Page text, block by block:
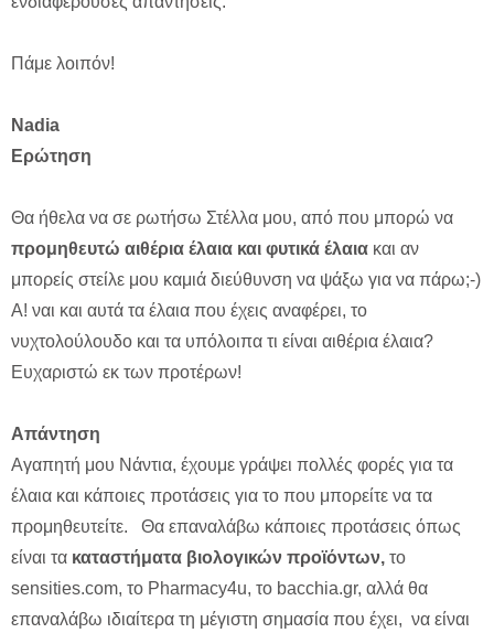
Πάμε λοιπόν!
Nadia
Ερώτηση
Θα ήθελα να σε ρωτήσω Στέλλα μου, από που μπορώ να
προμηθευτώ αιθέρια έλαια και φυτικά έλαια και αν
μπορείς στείλε μου καμιά διεύθυνση να ψάξω για να πάρω;-)
Α! ναι και αυτά τα έλαια που έχεις αναφέρει, το
νυχτολούλουδο και τα υπόλοιπα τι είναι αιθέρια έλαια?
Ευχαριστώ εκ των προτέρων!
Απάντηση
Αγαπητή μου Νάντια, έχουμε γράψει πολλές φορές για τα
έλαια και κάποιες προτάσεις για το που μπορείτε να τα
προμηθευτείτε. Θα επαναλάβω κάποιες προτάσεις όπως
είναι τα καταστήματα βιολογικών προϊόντων, το
sensities.com, το Pharmacy4u, το bacchia.gr, αλλά θα
επαναλάβω ιδιαίτερα τη μέγιστη σημασία που έχει, να είναι